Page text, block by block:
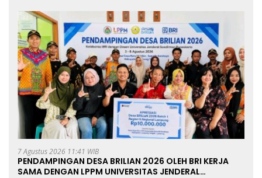
7 Agustus 2026 11:41 WIB
PENDAMPINGAN DESA BRILIAN 2026 OLEH BRI KERJA
SAMA DENGAN LPPM UNIVERSITAS JENDERAL